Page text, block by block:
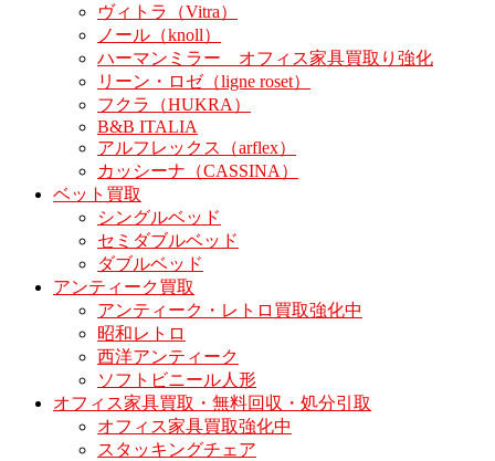
ヴィトラ（Vitra）
ノール（knoll）
ハーマンミラー オフィス家具買取り強化
リーン・ロゼ（ligne roset）
フクラ（HUKRA）
B&B ITALIA
アルフレックス（arflex）
カッシーナ（CASSINA）
ベット買取
シングルベッド
セミダブルベッド
ダブルベッド
アンティーク買取
アンティーク・レトロ買取強化中
昭和レトロ
西洋アンティーク
ソフトビニール人形
オフィス家具買取・無料回収・処分引取
オフィス家具買取強化中
スタッキングチェア